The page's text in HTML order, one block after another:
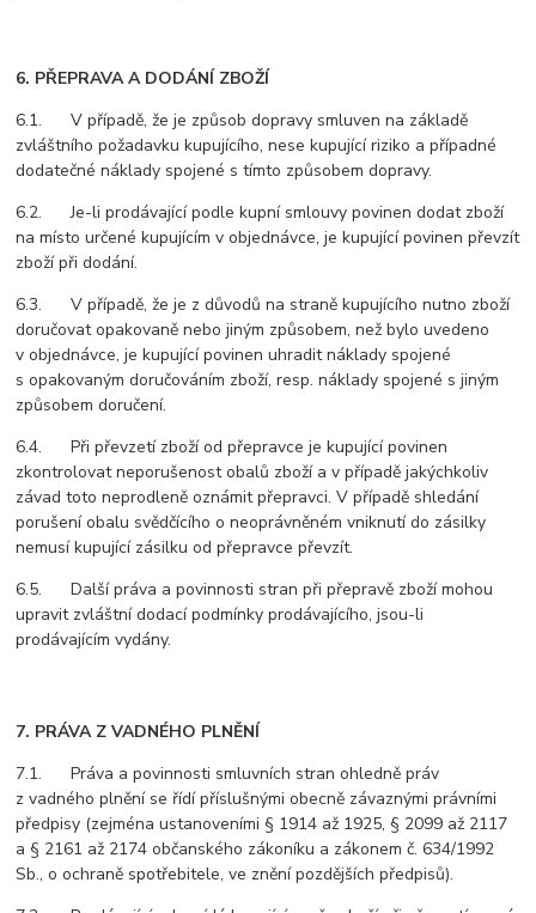
6. PŘEPRAVA A DODÁNÍ ZBOŽÍ
6.1. V případě, že je způsob dopravy smluven na základě
zvláštního požadavku kupujícího, nese kupující riziko a případné
dodatečné náklady spojené s tímto způsobem dopravy.
6.2. Je-li prodávající podle kupní smlouvy povinen dodat zboží
na místo určené kupujícím v objednávce, je kupující povinen převzít
zboží při dodání.
6.3. V případě, že je z důvodů na straně kupujícího nutno zboží
doručovat opakovaně nebo jiným způsobem, než bylo uvedeno
v objednávce, je kupující povinen uhradit náklady spojené
s opakovaným doručováním zboží, resp. náklady spojené s jiným
způsobem doručení.
6.4. Při převzetí zboží od přepravce je kupující povinen
zkontrolovat neporušenost obalů zboží a v případě jakýchkoliv
závad toto neprodleně oznámit přepravci. V případě shledání
porušení obalu svědčícího o neoprávněném vniknutí do zásilky
nemusí kupující zásilku od přepravce převzít.
6.5. Další práva a povinnosti stran při přepravě zboží mohou
upravit zvláštní dodací podmínky prodávajícího, jsou-li
prodávajícím vydány.
7. PRÁVA Z VADNÉHO PLNĚNÍ
7.1. Práva a povinnosti smluvních stran ohledně práv
z vadného plnění se řídí příslušnými obecně závaznými právními
předpisy (zejména ustanoveními § 1914 až 1925, § 2099 až 2117
a § 2161 až 2174 občanského zákoníku a zákonem č. 634/1992
Sb., o ochraně spotřebitele, ve znění pozdějších předpisů).